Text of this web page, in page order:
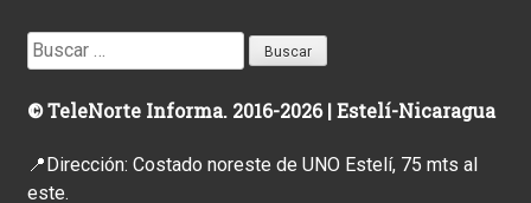
Buscar:
© TeleNorte Informa. 2016-2026 | Estelí-Nicaragua
📍Dirección: Costado noreste de UNO Estelí, 75 mts al
este.